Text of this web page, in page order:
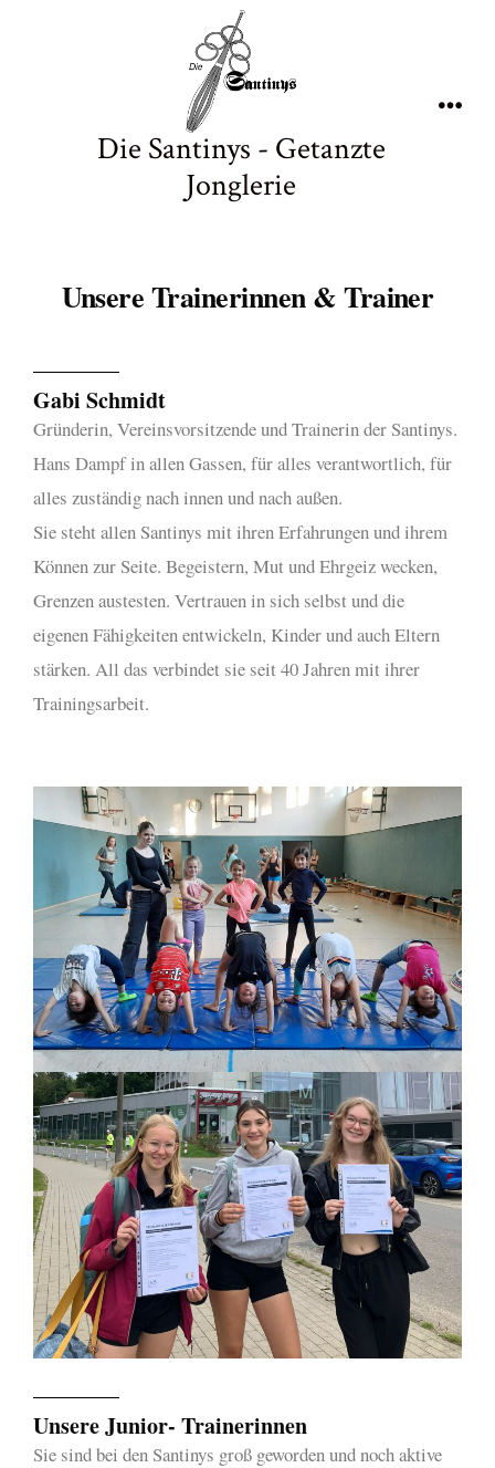
Die Santinys - Getanzte
Jonglerie
Unsere Trainerinnen & Trainer
Gabi Schmidt
Gründerin, Vereinsvorsitzende und Trainerin der Santinys.
Hans Dampf in allen Gassen, für alles verantwortlich, für
alles zuständig nach innen und nach außen.
Sie steht allen Santinys mit ihren Erfahrungen und ihrem
Können zur Seite. Begeistern, Mut und Ehrgeiz wecken,
Grenzen austesten. Vertrauen in sich selbst und die
eigenen Fähigkeiten entwickeln, Kinder und auch Eltern
stärken. All das verbindet sie seit 40 Jahren mit ihrer
Trainingsarbeit.
Unsere Junior- Trainerinnen
Sie sind bei den Santinys groß geworden und noch aktive